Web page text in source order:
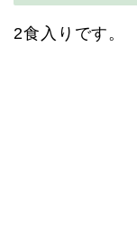
2食入りです。